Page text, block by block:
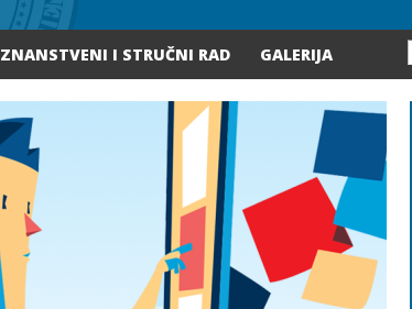
ZNANSTVENI I STRUČNI RAD GALERIJA